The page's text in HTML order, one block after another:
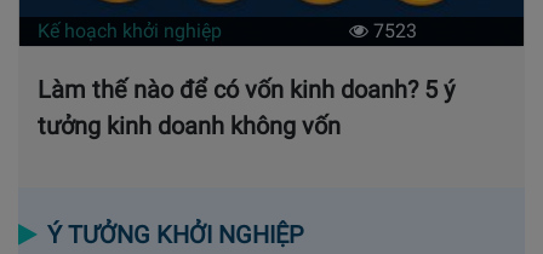
Kế hoạch khởi nghiệp 7523
Làm thế nào để có vốn kinh doanh? 5 ý
tưởng kinh doanh không vốn
Ý TƯỞNG KHỞI NGHIỆP